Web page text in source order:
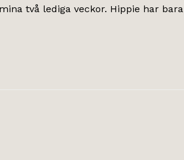
två lediga veckor. Hippie har